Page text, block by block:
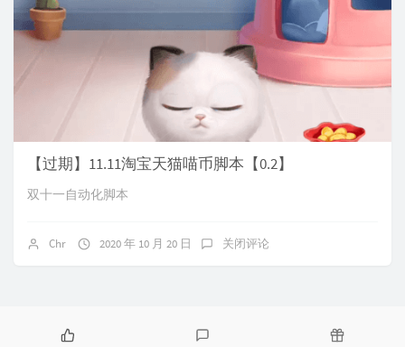
【过期】11.11淘宝天猫喵币脚本【0.2】
双十一自动化脚本
Chr 2020 年 10 月 20 日 关闭评论